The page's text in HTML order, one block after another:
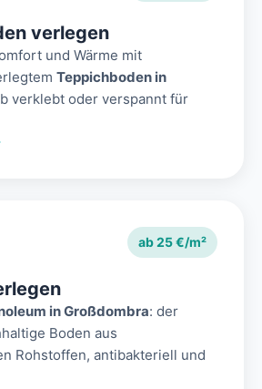
verlegen
und Wärme mit
Teppichboden in
verklebt oder verspannt für
ab 25 €/m²
in Großdombra: der
Boden aus
Rohstoffen, antibakteriell und